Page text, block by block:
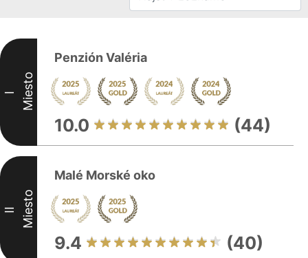
I Miesto
Penzión Valéria
10.0 (44)
II Miesto
Malé Morské oko
9.4 (40)